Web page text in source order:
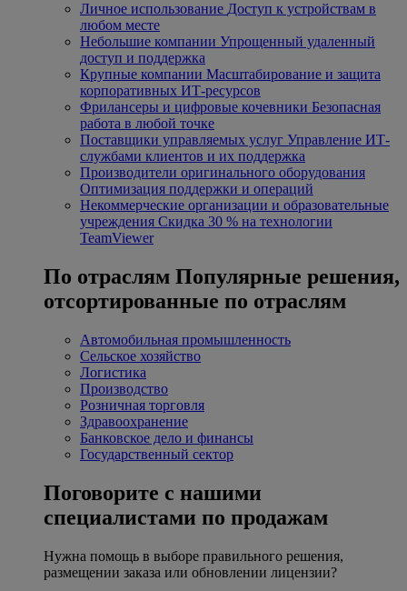
Личное использование Доступ к устройствам в
любом месте
Небольшие компании Упрощенный удаленный
доступ и поддержка
Крупные компании Масштабирование и защита
корпоративных ИТ-ресурсов
Фрилансеры и цифровые кочевники Безопасная
работа в любой точке
Поставщики управляемых услуг Управление ИТ-
службами клиентов и их поддержка
Производители оригинального оборудования
Оптимизация поддержки и операций
Некоммерческие организации и образовательные
учреждения Скидка 30 % на технологии
TeamViewer
По отраслям Популярные решения,
отсортированные по отраслям
Автомобильная промышленность
Сельское хозяйство
Логистика
Производство
Розничная торговля
Здравоохранение
Банковское дело и финансы
Государственный сектор
Поговорите с нашими
специалистами по продажам
Нужна помощь в выборе правильного решения,
размещении заказа или обновлении лицензии?